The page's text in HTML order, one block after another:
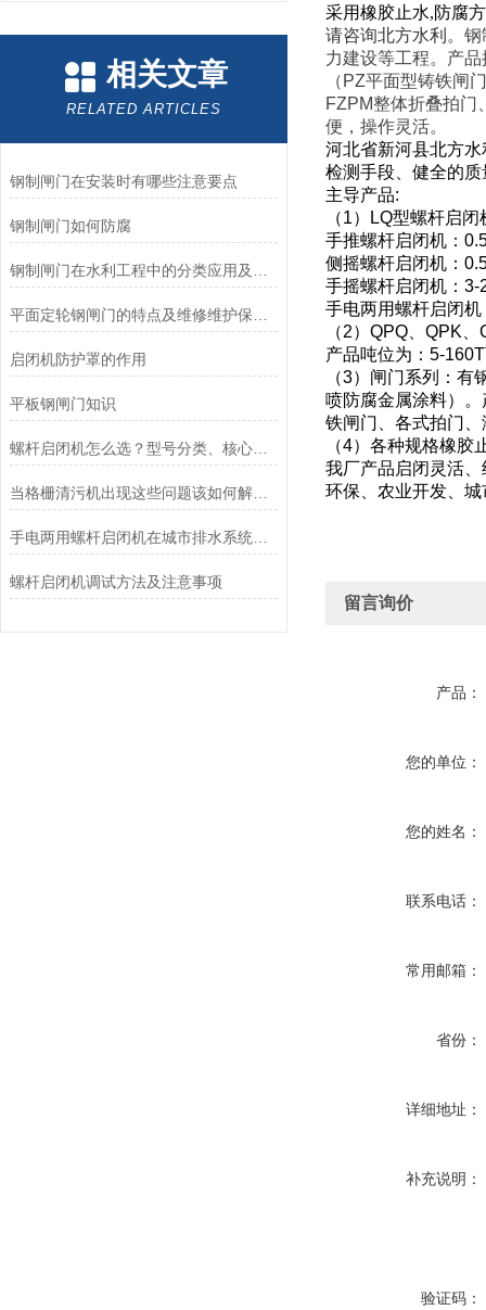
相关文章
RELATED ARTICLES
钢制闸门在安装时有哪些注意要点
钢制闸门如何防腐
启闭机防护罩的作用
平板钢闸门知识
螺杆启闭机怎么选？型号分类、核心参数与工程选型指南
当格栅清污机出现这些问题该如何解决呢？
手电两用螺杆启闭机在城市排水系统中的应用
螺杆启闭机调试方法及注意事项
采用橡胶止水,防腐
请咨询北方水利。 钢
力建设等工程。产
（ PZ平面型铸铁闸
FZPM整体折叠拍门
便，操作灵活。
河北省新河县北方
检测手段、健全的
主导产品:
（1） LQ型螺杆启闭
手推螺杆启闭机：
侧摇螺杆启闭机：
手摇螺杆启闭机： 3-
手电两用螺杆启闭机
（2） QPQ QPK
产品吨位为： 5-160T
（3）闸门系列：有
喷防腐金属涂料）
铁闸门、各式拍门
（4）各种规格橡胶
我厂产品启闭灵活
环保、农业开发、
留言询价
产品：
您的单位：
您的姓名：
联系电话：
常用邮箱：
省份：
详细地址：
补充说明：
验证码：